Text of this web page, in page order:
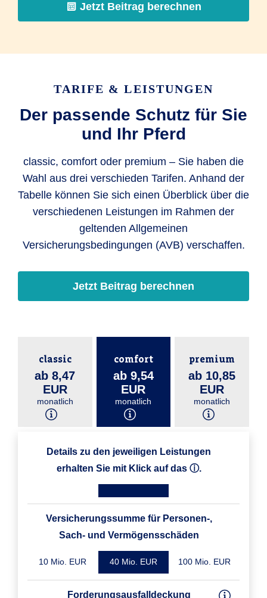
Jetzt Beitrag berechnen
TARIFE & LEISTUNGEN
Der passende Schutz für Sie
und Ihr Pferd
classic, comfort oder premium – Sie haben die
Wahl aus drei verschieden Tarifen. Anhand der
Tabelle können Sie sich einen Überblick über die
verschiedenen Leistungen im Rahmen der
geltenden Allgemeinen
Versicherungsbedingungen (AVB) verschaffen.
Jetzt Beitrag berechnen
classic
ab 8,47
EUR
monatlich
comfort
ab 9,54
EUR
monatlich
premium
ab 10,85
EUR
monatlich
Details zu den jeweiligen Leistungen
erhalten Sie mit Klick auf das ⓘ.
Versicherungssumme für Personen-,
Sach- und Vermögensschäden
10 Mio. EUR 40 Mio. EUR 100 Mio. EUR
Forderungsausfalldeckung